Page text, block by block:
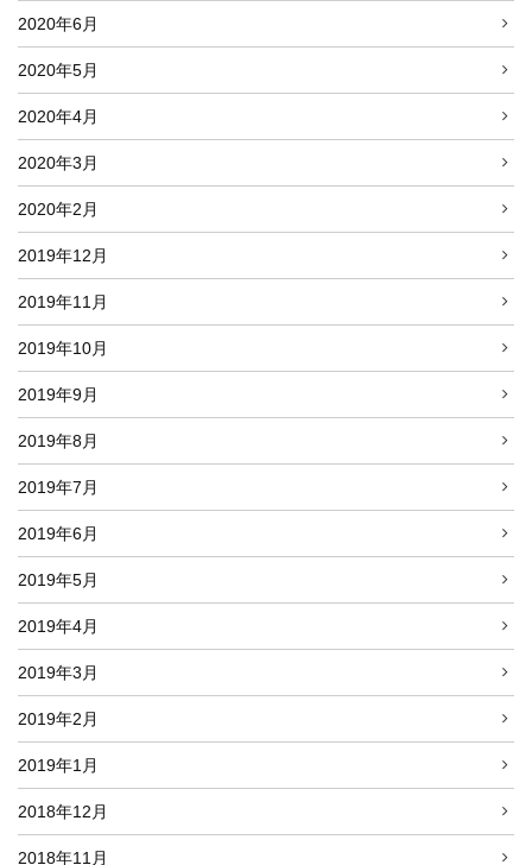
2020年6月
2020年5月
2020年4月
2020年3月
2020年2月
2019年12月
2019年11月
2019年10月
2019年9月
2019年8月
2019年7月
2019年6月
2019年5月
2019年4月
2019年3月
2019年2月
2019年1月
2018年12月
2018年11月